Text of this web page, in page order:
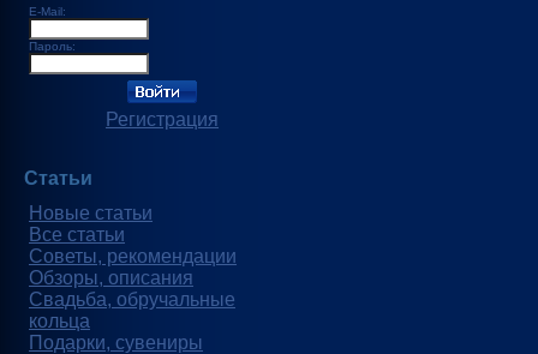
E-Mail:
Пароль:
Регистрация
Статьи
Новые статьи
Все статьи
Советы, рекомендации
Обзоры, описания
Свадьба, обручальные
кольца
Подарки, сувениры